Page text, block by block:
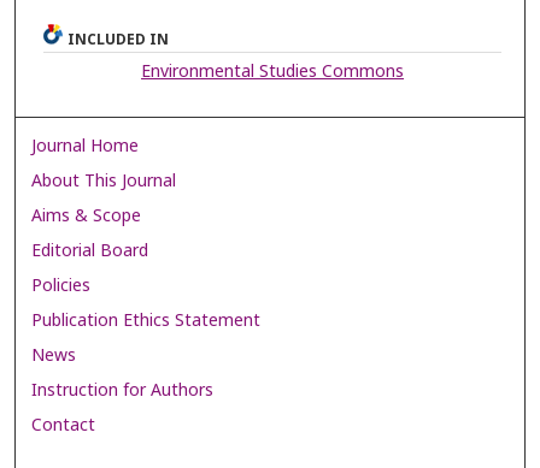
INCLUDED IN
Environmental Studies Commons
Journal Home
About This Journal
Aims & Scope
Editorial Board
Policies
Publication Ethics Statement
News
Instruction for Authors
Contact